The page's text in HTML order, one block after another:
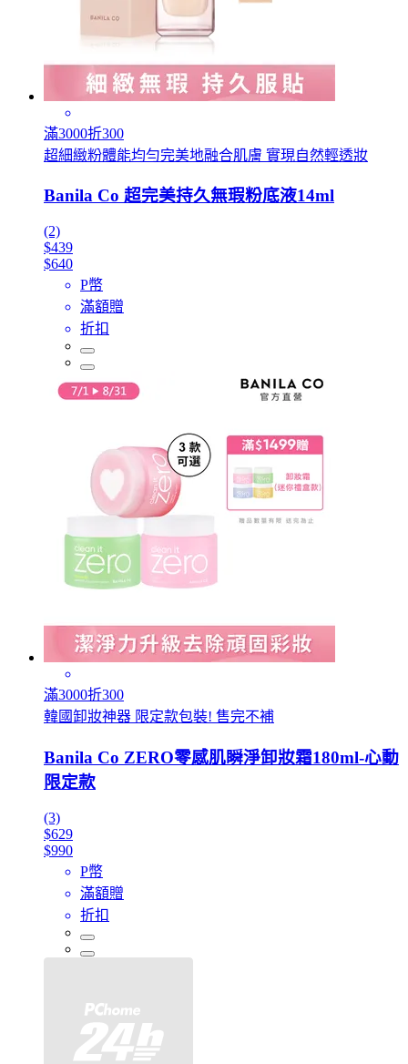
滿3000折300
超細緻粉體能均勻完美地融合肌膚 實現自然輕透妝
Banila Co 超完美持久無瑕粉底液14ml
(2)
$439
$640
P幣
滿額贈
折扣
滿3000折300
韓國卸妝神器 限定款包裝! 售完不補
Banila Co ZERO零感肌瞬淨卸妝霜180ml-心動
限定款
(3)
$629
$990
P幣
滿額贈
折扣